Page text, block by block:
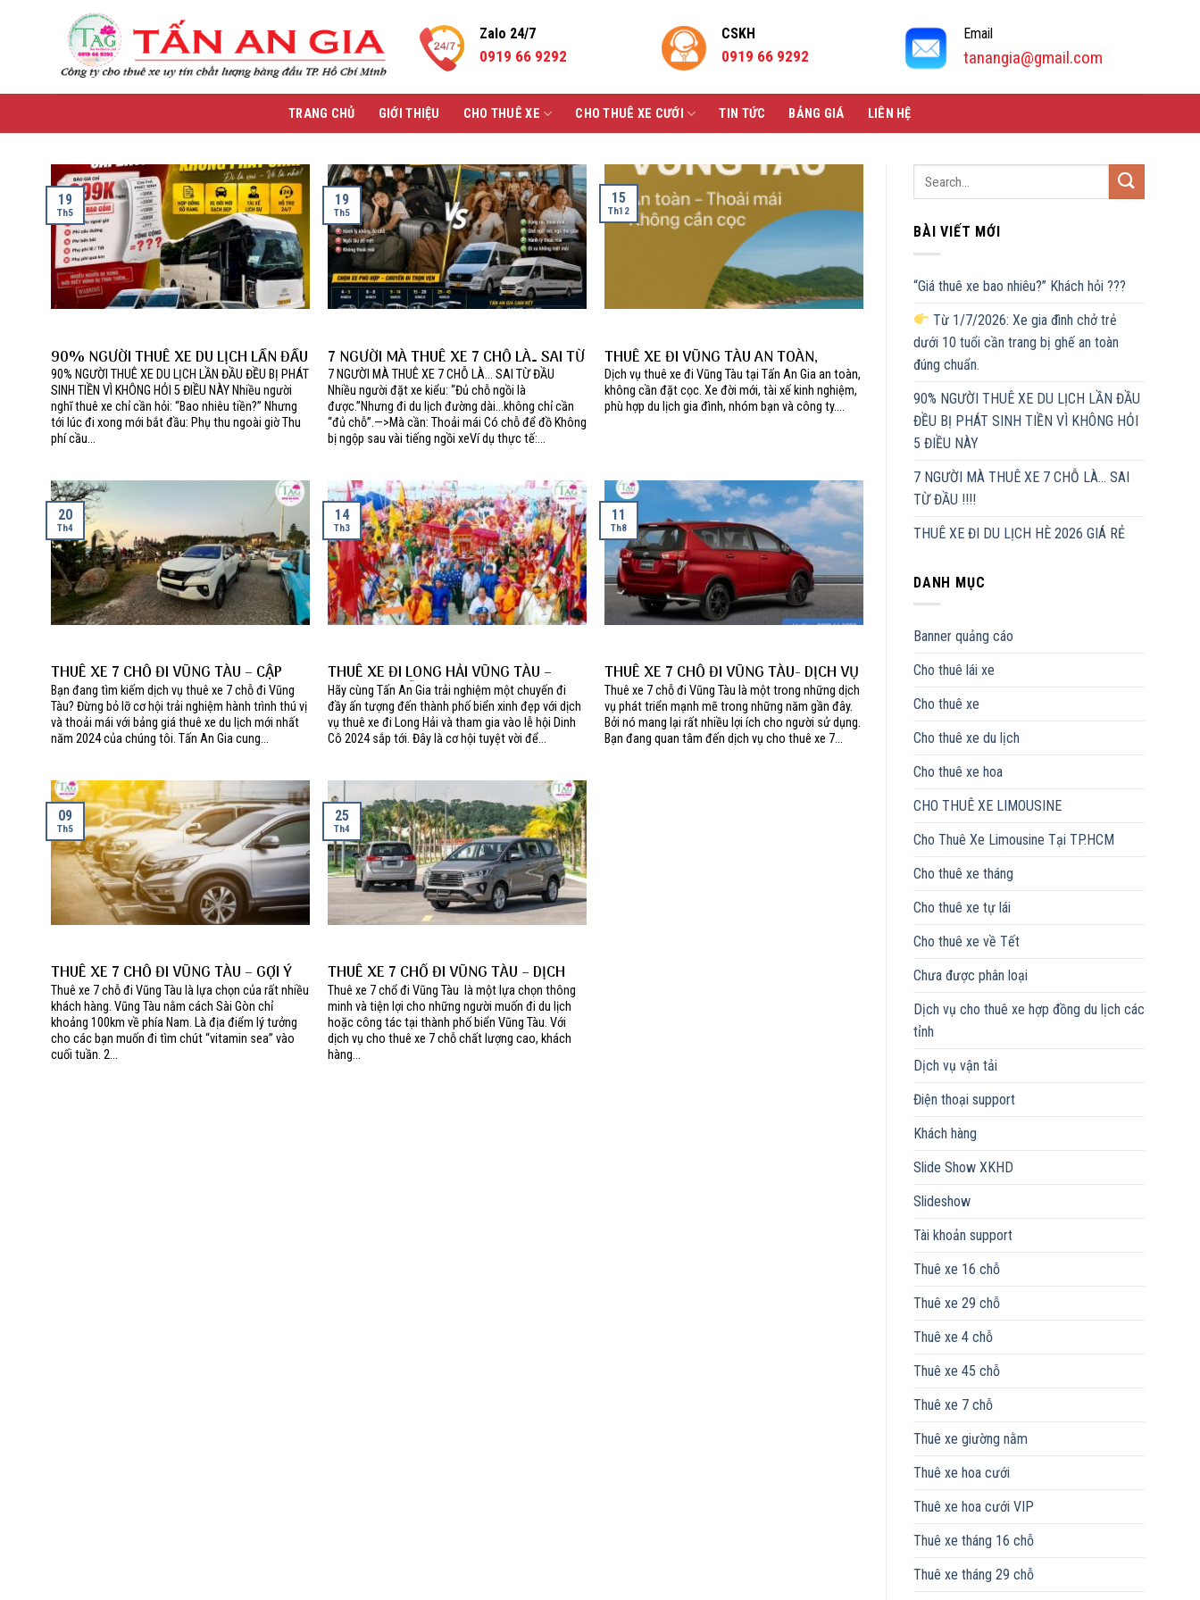
Zalo 24/7
0919 66 9292
CSKH
0919 66 9292
Email
tanangia@gmail.com
TRANG CHỦ GIỚI THIỆU CHO THUÊ XE CHO THUÊ XE CƯỚI TIN TỨC BẢNG GIÁ LIÊN HỆ
90% NGƯỜI THUÊ XE DU LỊCH LẦN ĐẦU
ĐỀU BỊ PHÁT SINH TIỀN VÌ KHÔNG HỎI 5
ĐIỀU NÀY
90% NGƯỜI THUÊ XE DU LỊCH LẦN ĐẦU ĐỀU BỊ PHÁT
SINH TIỀN VÌ KHÔNG HỎI 5 ĐIỀU NÀY Nhiều người
nghĩ thuê xe chỉ cần hỏi: “Bao nhiêu tiền?” Nhưng
tới lúc đi xong mới bắt đầu: Phụ thu ngoài giờ Thu
phí cầu...
19
Th5
7 NGƯỜI MÀ THUÊ XE 7 CHỖ LÀ… SAI TỪ
ĐẦU !!!!
7 NGƯỜI MÀ THUÊ XE 7 CHỖ LÀ… SAI TỪ ĐẦU
Nhiều người đặt xe kiểu: “Đủ chỗ ngồi là
được.”Nhưng đi du lịch đường dài…không chỉ cần
“đủ chỗ”.—>Mà cần: Thoải mái Có chỗ để đồ Không
bị ngộp sau vài tiếng ngồi xeVí dụ thực tế:...
19
Th5
THUÊ XE ĐI VŨNG TÀU AN TOÀN,
KHÔNG CẦN CỌC | TẤN AN GIA
Dịch vụ thuê xe đi Vũng Tàu tại Tấn An Gia an toàn,
không cần đặt cọc. Xe đời mới, tài xế kinh nghiệm,
phù hợp du lịch gia đình, nhóm bạn và công ty....
15
Th12
THUÊ XE 7 CHỖ ĐI VŨNG TÀU – CẬP
NHẬT BẢNG GIÁ THUÊ XE DU LỊCH MỚI
2024
Bạn đang tìm kiếm dịch vụ thuê xe 7 chỗ đi Vũng
Tàu? Đừng bỏ lỡ cơ hội trải nghiệm hành trình thú vị
và thoải mái với bảng giá thuê xe du lịch mới nhất
năm 2024 của chúng tôi. Tấn An Gia cung...
20
Th4
THUÊ XE ĐI LONG HẢI VŨNG TÀU –
KHÁM PHÁ LỄ HỘI DINH CÔ 2024
Hãy cùng Tấn An Gia trải nghiệm một chuyến đi
đầy ấn tượng đến thành phố biển xinh đẹp với dịch
vụ thuê xe đi Long Hải và tham gia vào lễ hội Dinh
Cô 2024 sắp tới. Đây là cơ hội tuyệt vời để...
14
Th3
THUÊ XE 7 CHỖ ĐI VŨNG TÀU- DỊCH VỤ
CHO THUÊ XE TẠI TP.HỒ CHÍ MINH
Thuê xe 7 chỗ đi Vũng Tàu là một trong những dịch
vụ phát triển mạnh mẽ trong những năm gần đây.
Bởi nó mang lại rất nhiều lợi ích cho người sử dụng.
Bạn đang quan tâm đến dịch vụ cho thuê xe 7...
11
Th8
THUÊ XE 7 CHỖ ĐI VŨNG TÀU – GỢI Ý
LỊCH TRÌNH DU LỊCH VŨNG TÀU 2 NGÀY
1 ĐÊM
Thuê xe 7 chỗ đi Vũng Tàu là lựa chọn của rất nhiều
khách hàng. Vũng Tàu nằm cách Sài Gòn chỉ
khoảng 100km về phía Nam. Là địa điểm lý tưởng
cho các bạn muốn đi tìm chút “vitamin sea” vào
cuối tuần. 2...
09
Th5
THUÊ XE 7 CHỔ ĐI VŨNG TÀU – DỊCH
VỤ CHUYÊN NGHIỆP, GIÁ CẢ HỢP LÝ .
Thuê xe 7 chổ đi Vũng Tàu là một lựa chọn thông
minh và tiện lợi cho những người muốn đi du lịch
hoặc công tác tại thành phố biển Vũng Tàu. Với
dịch vụ cho thuê xe 7 chỗ chất lượng cao, khách
hàng...
25
Th4
BÀI VIẾT MỚI
“Giá thuê xe bao nhiêu?” Khách hỏi ???
Từ 1/7/2026: Xe gia đình chở trẻ
dưới 10 tuổi cần trang bị ghế an toàn
đúng chuẩn.
90% NGƯỜI THUÊ XE DU LỊCH LẦN ĐẦU
ĐỀU BỊ PHÁT SINH TIỀN VÌ KHÔNG HỎI
5 ĐIỀU NÀY
7 NGƯỜI MÀ THUÊ XE 7 CHỖ LÀ… SAI
TỪ ĐẦU !!!!
THUÊ XE ĐI DU LỊCH HÈ 2026 GIÁ RẺ
DANH MỤC
Banner quảng cáo
Cho thuê lái xe
Cho thuê xe
Cho thuê xe du lịch
Cho thuê xe hoa
CHO THUÊ XE LIMOUSINE
Cho Thuê Xe Limousine Tại TP.HCM
Cho thuê xe tháng
Cho thuê xe tự lái
Cho thuê xe về Tết
Chưa được phân loại
Dịch vụ cho thuê xe hợp đồng du lịch các
tỉnh
Dịch vụ vận tải
Điện thoại support
Khách hàng
Slide Show XKHD
Slideshow
Tài khoản support
Thuê xe 16 chỗ
Thuê xe 29 chỗ
Thuê xe 4 chỗ
Thuê xe 45 chỗ
Thuê xe 7 chỗ
Thuê xe giường nằm
Thuê xe hoa cưới
Thuê xe hoa cưới VIP
Thuê xe tháng 16 chỗ
Thuê xe tháng 29 chỗ